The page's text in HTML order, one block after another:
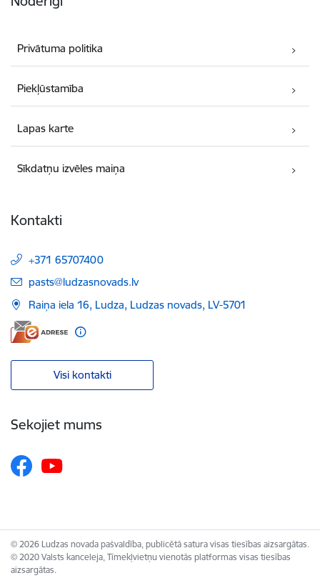
Privātuma politika
Piekļūstamība
Lapas karte
Sīkdatņu izvēles maiņa
Kontakti
+371 65707400
E-pasts:
pasts@ludzasnovads.lv
Raiņa iela 16, Ludza, Ludzas novads, LV-5701
Visi kontakti
Sekojiet mums
© 2026 Ludzas novada pašvaldība, publicētā satura visas tiesības aizsargātas.
© 2020 Valsts kanceleja, Tīmekļvietņu vienotās platformas visas tiesības
aizsargātas.